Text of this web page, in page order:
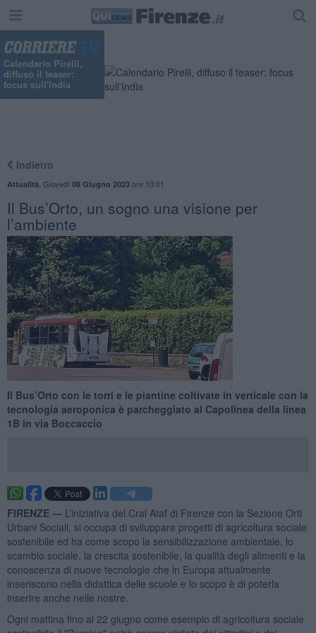
Calendario Pirelli,
diffuso il teaser:
focus sull'India
Indietro
Attualità Giovedì 08 Giugno 2023ore 10:01
​Il Bus’Orto, un sogno una visione per
l’ambiente
Il Bus’Orto con le torri e le piantine coltivate in verticale con la
tecnologia aeroponica è parcheggiato al Capolinea della linea
1B in via Boccaccio
FIRENZE — L’iniziativa del Cral Ataf di Firenze con la Sezione Orti
Urbani Sociali, si occupa di sviluppare progetti di agricoltura sociale
sostenibile ed ha come scopo la sensibilizzazione ambientale, lo
scambio sociale, la crescita sostenibile, la qualità degli alimenti e la
conoscenza di nuove tecnologie che in Europa attualmente
inseriscono nella didattica delle scuole e lo scopo è di poterla
inserire anche nelle nostre.
Ogni mattina fino al 22 giugno come esempio di agricoltura sociale